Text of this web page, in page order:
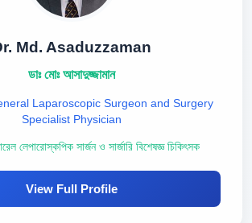
Md. Asaduzzaman
ডাঃ মোঃ আসাদুজ্জামান
Laparoscopic Surgeon and Surgery
Specialist Physician
লেপারোস্কপিক সার্জন ও সার্জারি বিশেষজ্ঞ চিকিৎসক
View Full Profile